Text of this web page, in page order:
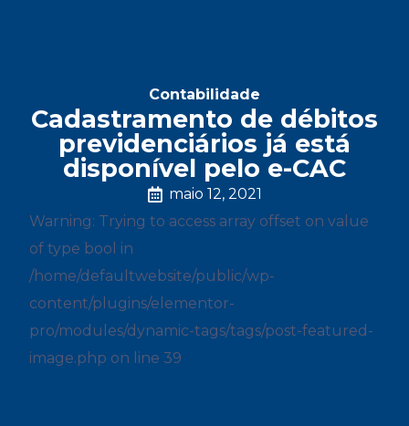
Contabilidade
Cadastramento de débitos
previdenciários já está
disponível pelo e-CAC
maio 12, 2021
Warning: Trying to access array offset on value
of type bool in
/home/defaultwebsite/public/wp-
content/plugins/elementor-
pro/modules/dynamic-tags/tags/post-featured-
image.php on line 39